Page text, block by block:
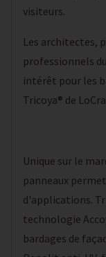
visiteurs.
Les architectes,
professionnels
intérêt pour les
Tricoya® de
Unique sur le
panneaux
d'applications.
technologie
bardages de